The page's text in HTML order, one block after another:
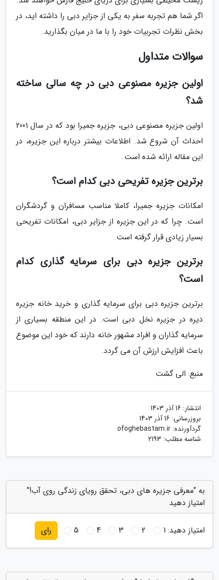
اگر شما هم تجربه سفر به یکی از جزایر دبی را داشته اید، در
بخش نظرات تجربیات خود را با ما در میان بگذارید.
سوالات متداول
اولین جزیره مصنوعی دبی در چه سالی ساخته
شد؟
اولین جزیره مصنوعی دبی، جزیره جمیرا بود که در سال 2001
احداث آن شروع شد. اطلاعات بیشتر درباره این جزیره، در
این مقاله ارائه شده است.
برترین جزیره تفریحی دبی کدام است؟
امکانات جزیره جمیرا، کاملا مناسب مسافران و گردشگران
است. چرا که در این جزیره از جزایر دبی، امکانات تفریحی
بسیار زیادی قرار گرفته است.
برترین جزیره دبی برای سرمایه گذاری کدام
است؟
برترین جزیره دبی برای سرمایه گذاری و خرید خانه جزیره
دیره در جزیره نخل دبی است. در این منطقه بسیاری از
سرمایه گذاران و افراد مشهور خانه دارند که خود این موضوع
باعث افزایش ارزش آن می گردد.
منبع: الی گشت
انتشار: 16 آذر 1403
بروزرسانی: 16 آذر 1403
گردآورنده: ofoghebastam.ir
شناسه مطلب: 2193
به "معرفی جزیره های دبی، تحقق رویای زندگی روی آب!"
امتیاز دهید
امتیاز دهید:1
2
3
4
5 رای